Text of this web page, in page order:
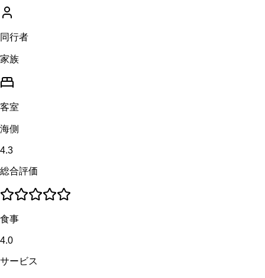
同行者
家族
客室
海側
4.3
総合評価
食事
4.0
サービス